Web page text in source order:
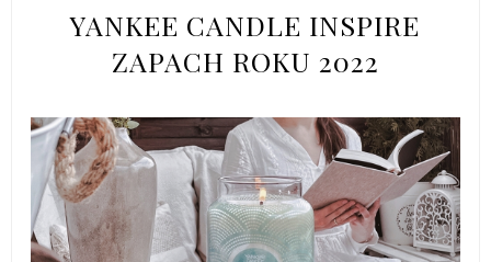
YANKEE CANDLE INSPIRE
ZAPACH ROKU 2022